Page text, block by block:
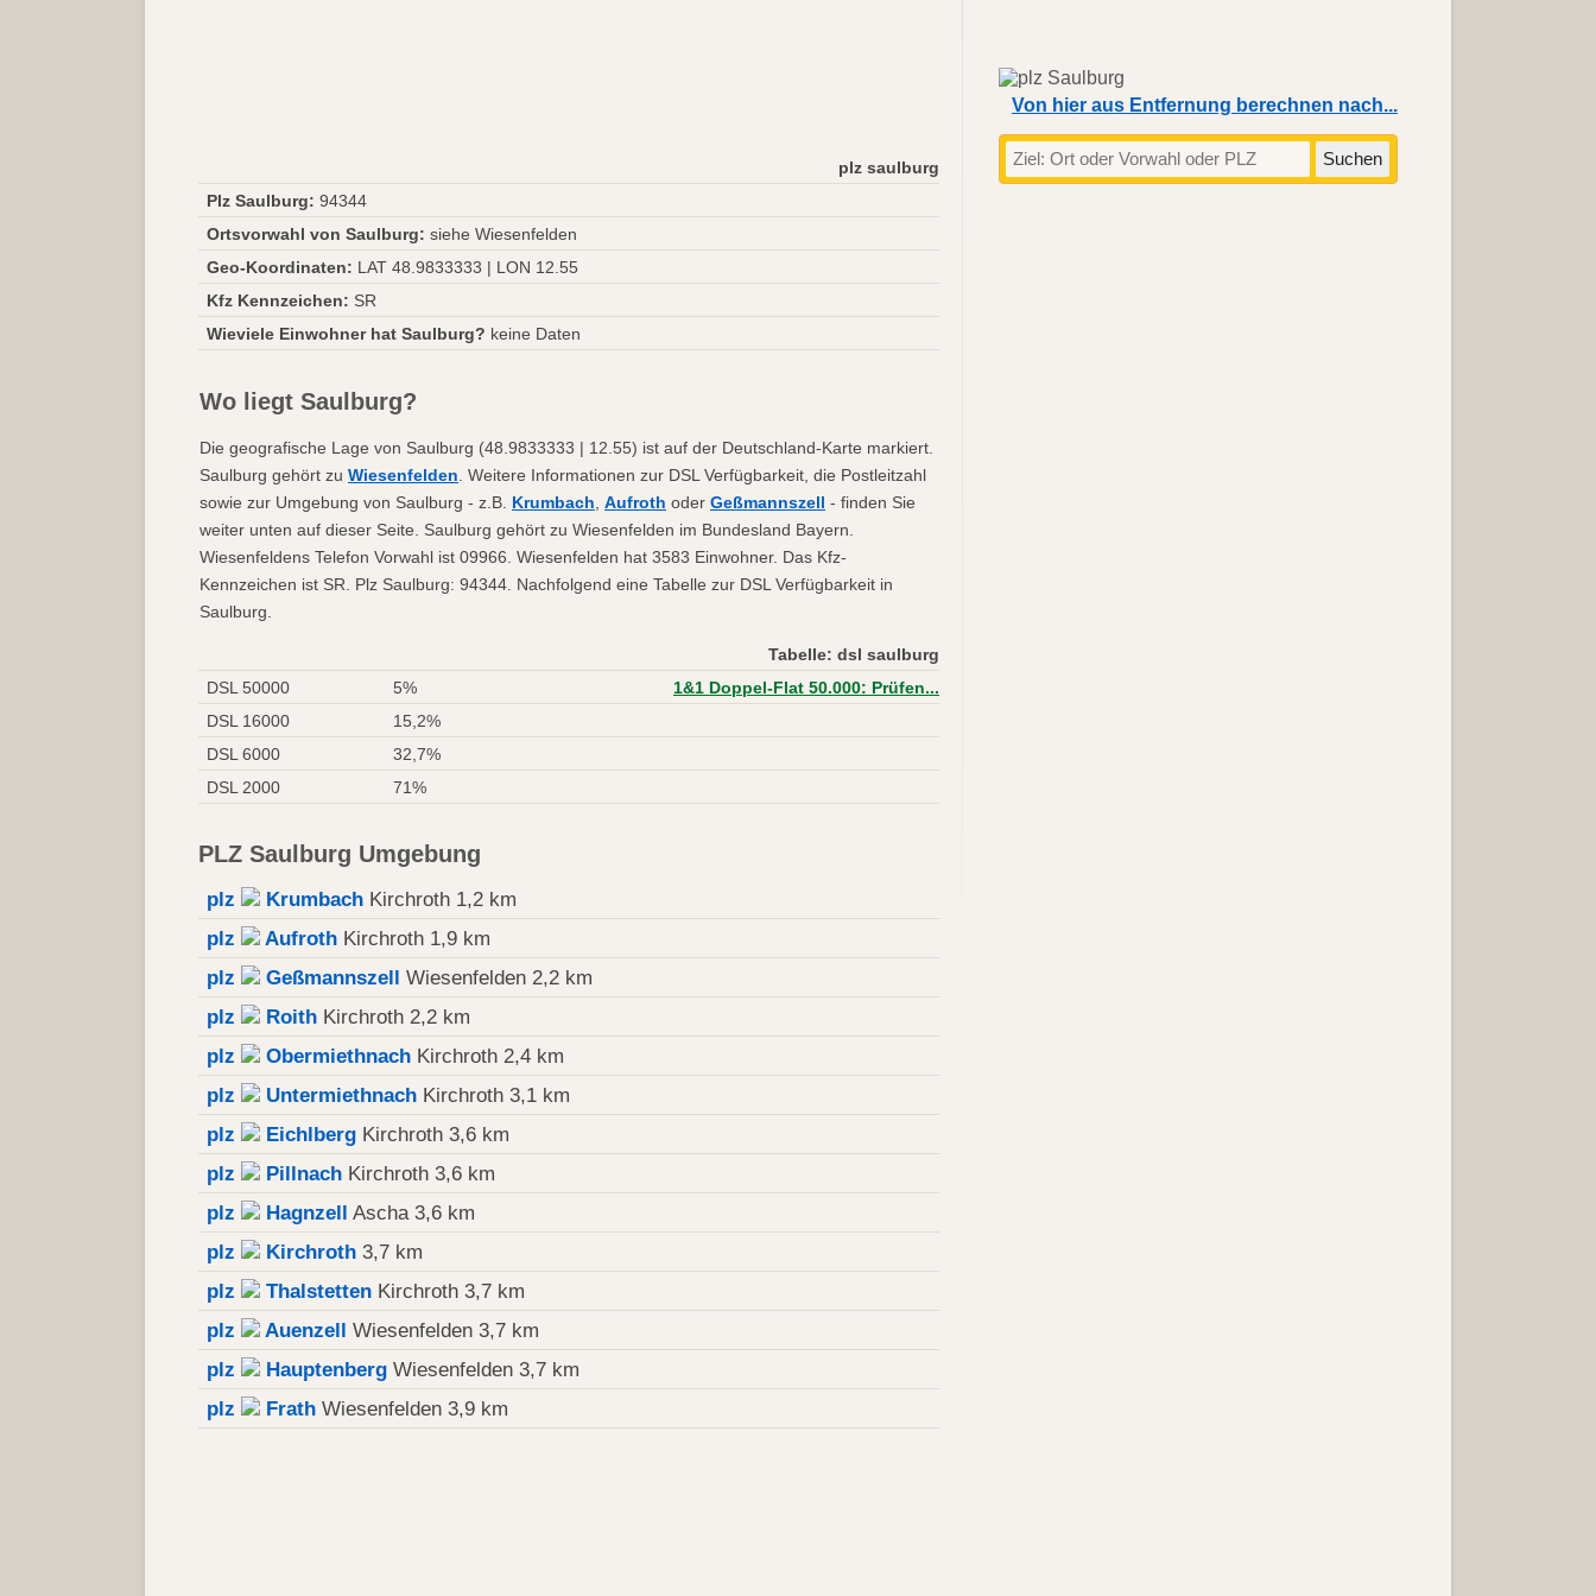
plz saulburg
Plz Saulburg: 94344
Ortsvorwahl von Saulburg: siehe Wiesenfelden
Geo-Koordinaten: LAT 48.9833333 | LON 12.55
Kfz Kennzeichen: SR
Wieviele Einwohner hat Saulburg? keine Daten
Wo liegt Saulburg?
Die geografische Lage von Saulburg (48.9833333 | 12.55) ist auf der Deutschland-Karte markiert.
Saulburg gehört zu Wiesenfelden . Weitere Informationen zur DSL Verfügbarkeit, die Postleitzahl
sowie zur Umgebung von Saulburg - z.B. Krumbach Aufroth oder Geßmannszell - finden Sie
weiter unten auf dieser Seite. Saulburg gehört zu Wiesenfelden im Bundesland Bayern.
Wiesenfeldens Telefon Vorwahl ist 09966. Wiesenfelden hat 3583 Einwohner. Das Kfz-
Kennzeichen ist SR. Plz Saulburg: 94344. Nachfolgend eine Tabelle zur DSL Verfügbarkeit in
Saulburg.
Tabelle: dsl saulburg
DSL 50000
5%
1&1 Doppel-Flat 50.000: Prüfen...
DSL 16000
15,2%
DSL 6000
32,7%
DSL 2000
71%
PLZ Saulburg Umgebung
plz Krumbach Kirchroth 1,2 km
plz
Aufroth Kirchroth 1,9 km
plz
Geßmannszell Wiesenfelden 2,2 km
plz
Roith Kirchroth 2,2 km
plz
Obermiethnach Kirchroth 2,4 km
plz
Untermiethnach Kirchroth 3,1 km
plz
Eichlberg Kirchroth 3,6 km
plz
Pillnach Kirchroth 3,6 km
plz
Hagnzell Ascha 3,6 km
plz
Kirchroth 3,7 km
plz
Thalstetten Kirchroth 3,7 km
plz
Auenzell Wiesenfelden 3,7 km
plz
Hauptenberg Wiesenfelden 3,7 km
plz
Frath Wiesenfelden 3,9 km
Von hier aus Entfernung berechnen nach...